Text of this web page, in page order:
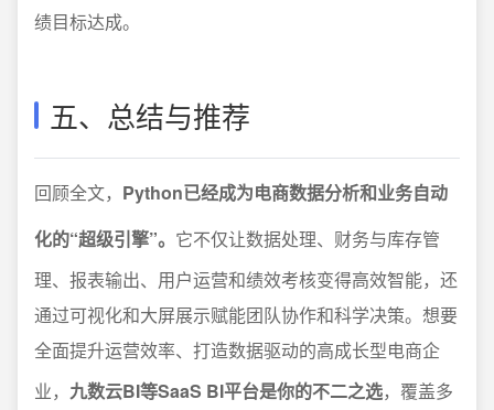
绩目标达成。
五、总结与推荐
回顾全文， Python已经成为电商数据分析和业务自动
化的“超级引擎”。 它不仅让数据处理、财务与库存管
理、报表输出、用户运营和绩效考核变得高效智能，还
通过可视化和大屏展示赋能团队协作和科学决策。想要
全面提升运营效率、打造数据驱动的高成长型电商企
业， 九数云BI等SaaS BI平台是你的不二之选，覆盖多